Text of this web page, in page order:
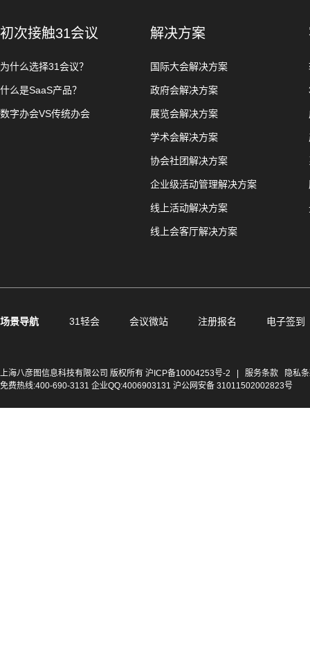
初次接触31会议
为什么选择31会议？
什么是SaaS产品？
数字办会VS传统办会
解决方案
国际大会解决方案
政府会解决方案
展览会解决方案
学术会解决方案
协会社团解决方案
企业级活动管理解决方案
线上活动解决方案
线上会客厅解决方案
场景导航 31轻会 会议微站 注册报名 电子签到
上海八彦图信息科技有限公司 版权所有 沪ICP备10004253号-2 服务条款
隐私
免费热线:400-690-3131 企业QQ:4006903131 沪公网安备 31011502002823号